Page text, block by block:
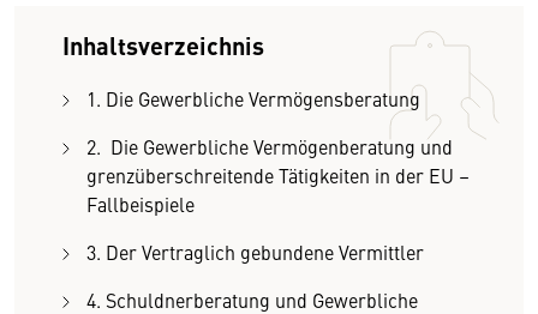
Inhaltsverzeichnis
1. Die Gewerbliche Vermögensberatung
2. Die Gewerbliche Vermögenberatung und
grenzüberschreitende Tätigkeiten in der EU –
Fallbeispiele
3. Der Vertraglich gebundene Vermittler
4. Schuldnerberatung und Gewerbliche